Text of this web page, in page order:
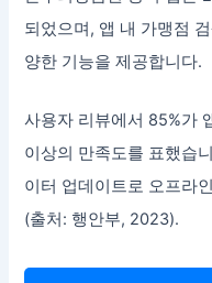
되었으며, 앱 내 가맹점
양한 기능을 제공합니다.
사용자 리뷰에서 85%가
이상의 만족도를 표했습
이터 업데이트로 오프라
(출처: 행안부, 2023).